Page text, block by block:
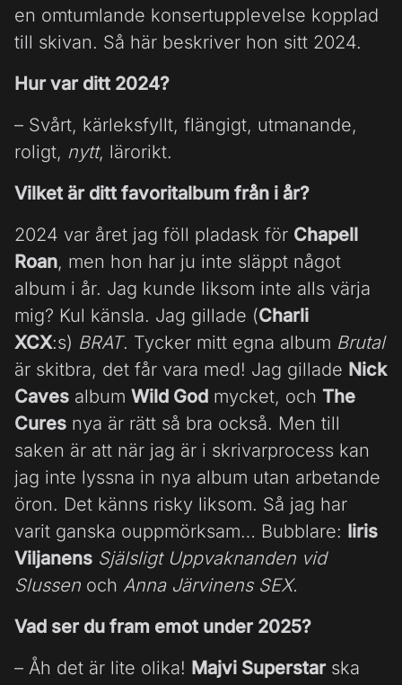
en omtumlande konsertupplevelse kopplad
till skivan. Så här beskriver hon sitt 2024.
Hur var ditt 2024?
– Svårt, kärleksfyllt, flängigt, utmanande,
roligt, nytt, lärorikt.
Vilket är ditt favoritalbum från i år?
2024 var året jag föll pladask för Chapell
Roan, men hon har ju inte släppt något
album i år. Jag kunde liksom inte alls värja
mig? Kul känsla. Jag gillade (Charli
XCX:s) BRAT. Tycker mitt egna album Brutal
är skitbra, det får vara med! Jag gillade Nick
Caves album Wild God mycket, och The
Cures nya är rätt så bra också. Men till
saken är att när jag är i skrivarprocess kan
jag inte lyssna in nya album utan arbetande
öron. Det känns risky liksom. Så jag har
varit ganska ouppmörksam… Bubblare: Iiris
Viljanens Själsligt Uppvaknanden vid
Slussen och Anna Järvinens SEX.
Vad ser du fram emot under 2025?
– Åh det är lite olika! Majvi Superstar ska